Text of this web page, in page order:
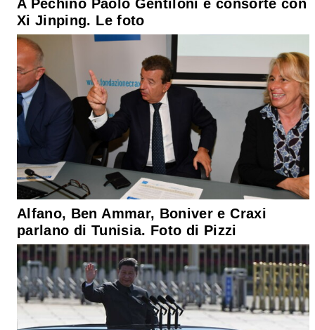
A Pechino Paolo Gentiloni e consorte con
Xi Jinping. Le foto
Alfano, Ben Ammar, Boniver e Craxi
parlano di Tunisia. Foto di Pizzi